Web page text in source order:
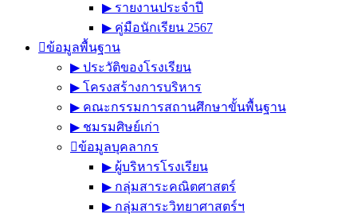
▶︎ รายงานประจำปี
▶︎ คู่มือนักเรียน 2567
ข้อมูลพื้นฐาน
▶︎ ประวัติของโรงเรียน
▶︎ โครงสร้างการบริหาร
▶︎ คณะกรรมการสถานศึกษาขั้นพื้นฐาน
▶︎ ชมรมศิษย์เก่า
ข้อมูลบุคลากร
▶︎ ผู้บริหารโรงเรียน
▶︎ กลุ่มสาระคณิตศาสตร์
▶︎ กลุ่มสาระวิทยาศาสตร์ฯ